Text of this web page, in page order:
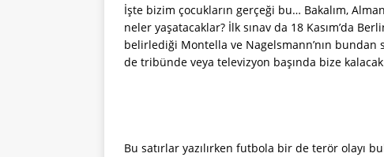
İşte bizim çocukların gerçeği bu… Bakalım,
neler yaşatacaklar? İlk sınav da 18 Kasım’da
belirlediği Montella ve Nagelsmann’nın bundan
de tribünde veya televizyon başında bize
Bu satırlar yazılırken futbola bir de terör olayı